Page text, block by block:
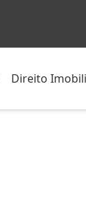
Direito